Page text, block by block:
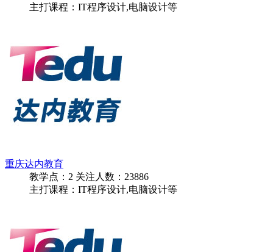
主打课程：IT程序设计,电脑设计等
重庆达内教育
教学点： 2 关注人数： 23886
主打课程：IT程序设计,电脑设计等